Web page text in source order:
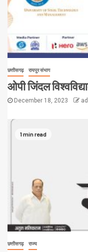
छत्तीसगढ़ रायपुर संभाग
ओपी जिंदल
December 18, 2023
1 min read
छत्तीसगढ़ राज्य